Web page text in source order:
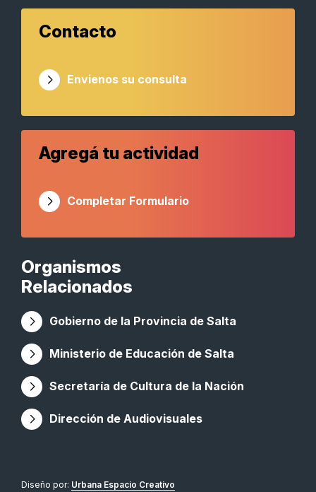
Organismos
Relacionados
Gobierno de la Provincia de Salta
Ministerio de Educación de Salta
Secretaría de Cultura de la Nación
Dirección de Audiovisuales
Contacto
Envienos su consulta
Agregá tu actividad
Completar Formulario
Diseño por: Urbana Espacio Creativo